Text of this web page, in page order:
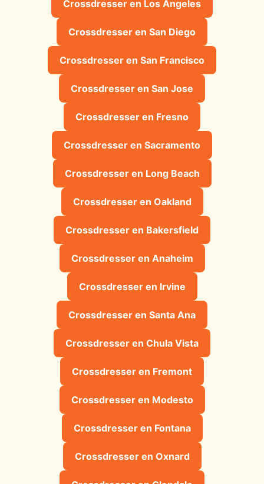
Crossdresser en Los Angeles
Crossdresser en San Diego
Crossdresser en San Francisco
Crossdresser en San Jose
Crossdresser en Fresno
Crossdresser en Sacramento
Crossdresser en Long Beach
Crossdresser en Oakland
Crossdresser en Bakersfield
Crossdresser en Anaheim
Crossdresser en Irvine
Crossdresser en Santa Ana
Crossdresser en Chula Vista
Crossdresser en Fremont
Crossdresser en Modesto
Crossdresser en Fontana
Crossdresser en Oxnard